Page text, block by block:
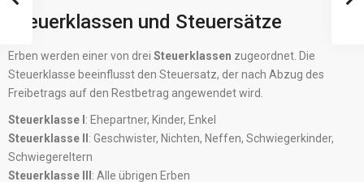
Steuerklassen und Steuersätze
Erben werden einer von drei Steuerklassen zugeordnet. Die
Steuerklasse beeinflusst den Steuersatz, der nach Abzug des
Freibetrags auf den Restbetrag angewendet wird.
Steuerklasse I: Ehepartner, Kinder, Enkel
Steuerklasse II: Geschwister, Nichten, Neffen, Schwiegerkinder,
Schwiegereltern
Steuerklasse III: Alle übrigen Erben